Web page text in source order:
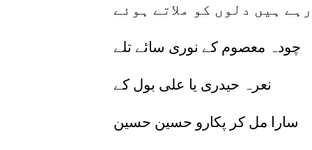
ہیں دلوں کو ملاتے ہوئے
چودہ معصوم کے نوری سائے تلے
نعرہ حیدری یا علی بول کے
سارا مل کر پکارو حسین حسین